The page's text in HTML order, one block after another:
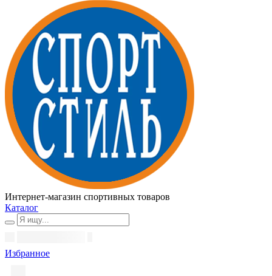
Интернет-магазин спортивных товаров
Каталог
Избранное